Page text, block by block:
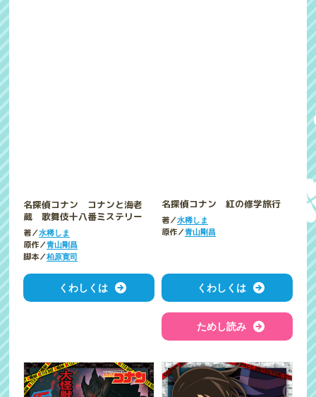
名探偵コナン コナンと海老
蔵 歌舞伎十八番ミステリー
著／水稀しま
原作／青山剛昌
脚本／柏原寛司
くわしくは
名探偵コナン 紅の修学旅行
著／水稀しま
原作／青山剛昌
くわしくは
ためし読み